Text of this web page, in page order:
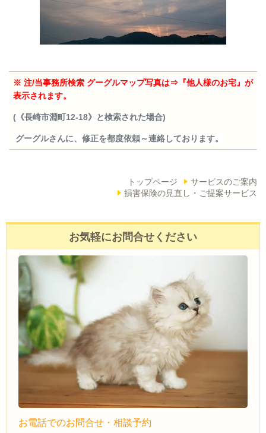
※ 注/当事務所検索 グーグルマップ写真は⇒『他人様のお宅』が
表示されます。
(《長崎市淵町12-18》と検索された場合)
グーグルさんに、修正を都度依頼～連絡しております。
トップページ
サービスのご案内
損害保険の見直し・ご提案サービス
お気軽にお問合せください
お電話でのお問合せ・相談予約